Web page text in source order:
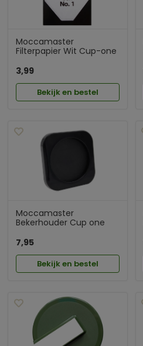
Moccamaster
Filterpapier Wit Cup-one
3,99
Bekijk en bestel
Moccamaster
Bekerhouder Cup one
7,95
Bekijk en bestel